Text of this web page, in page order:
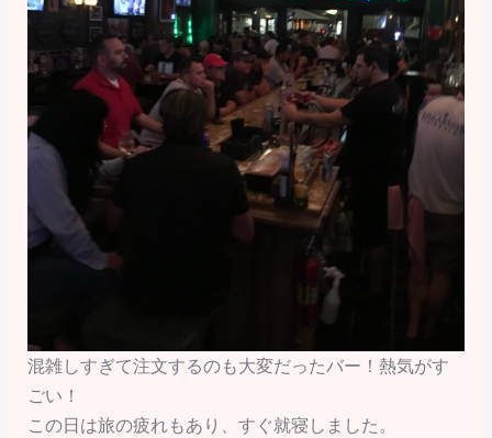
混雑しすぎて注文するのも大変だったバー！熱気がす
ごい！
この日は旅の疲れもあり、すぐ就寝しました。